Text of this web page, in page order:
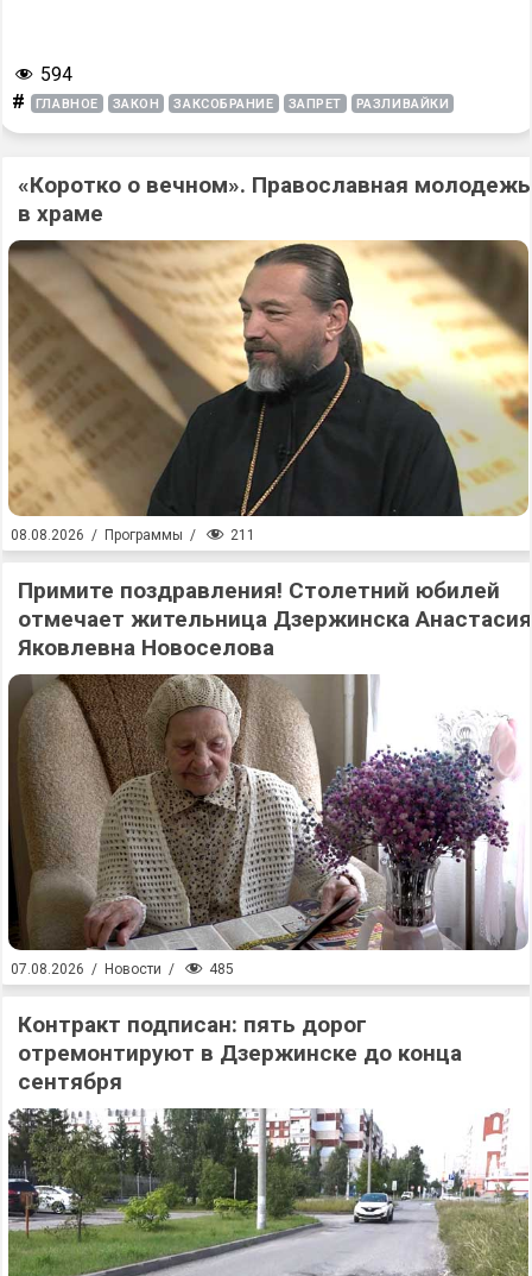
594
# ГЛАВНОЕ ЗАКОН ЗАКСОБРАНИЕ ЗАПРЕТ РАЗЛИВАЙКИ
«Коротко о вечном». Православная молодежь
в храме
08.08.2026 / Программы / 211
Примите поздравления! Столетний юбилей
отмечает жительница Дзержинска Анастасия
Яковлевна Новоселова
07.08.2026 / Новости / 485
Контракт подписан: пять дорог
отремонтируют в Дзержинске до конца
сентября